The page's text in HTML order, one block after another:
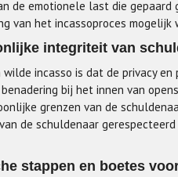
de emotionele last die
van het incassoproces mogelijk
integriteit van
incasso is dat de privacy
bij het innen van
grenzen van de
de schuldenaar
stappen en boetes